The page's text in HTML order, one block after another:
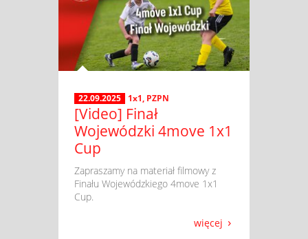
22.09.2025 1x1, PZPN
[Video] Finał
Wojewódzki 4move 1x1
Cup
​ Zapraszamy na materiał filmowy z
Finału Wojewódzkiego 4move 1x1
Cup.
więcej